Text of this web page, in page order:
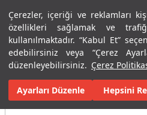
Çerezler, içeriği ve reklamları
özellikleri sağlamak ve
kullanılmaktadır. “Kabul Et”
edebilirsiniz veya “Çerez
düzenleyebilirsiniz. Çerez
Ayarları Düzenle Hepsini
Menü
Ana Sayfa Banyolar Banyo
Tüm Görseller(1)